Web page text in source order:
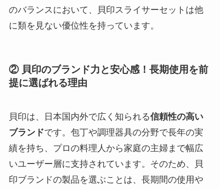
のバランスにおいて、貝印スライサーセットは他
に類を見ない優位性を持っています。
② 貝印のブランド力と安心感！長期使用を前
提に選ばれる理由
貝印は、日本国内外で広く知られる信頼性の高い
ブランドです。包丁や調理器具の分野で長年の実
績を持ち、プロの料理人から家庭の主婦まで幅広
いユーザー層に支持されています。そのため、貝
印ブランドの製品を選ぶことは、長期間の使用や